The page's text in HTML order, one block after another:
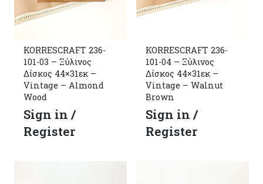
KORRESCRAFT 236-
101-03 – Ξύλινος
Δίσκος 44×31εκ –
Vintage – Almond
Wood
Sign in /
Register
KORRESCRAFT 236-
101-04 – Ξύλινος
Δίσκος 44×31εκ –
Vintage – Walnut
Brown
Sign in /
Register